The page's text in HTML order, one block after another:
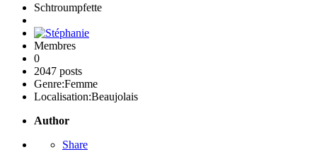
Schtroumpfette
Membres
0
2047 posts
Genre:Femme
Localisation:Beaujolais
Author
Share